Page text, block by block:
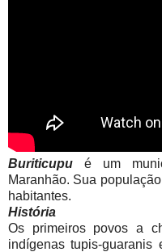
Buriticupu é um
Maranhão. Sua
habitantes.
História
Os primeiros povos a
indígenas tupis-